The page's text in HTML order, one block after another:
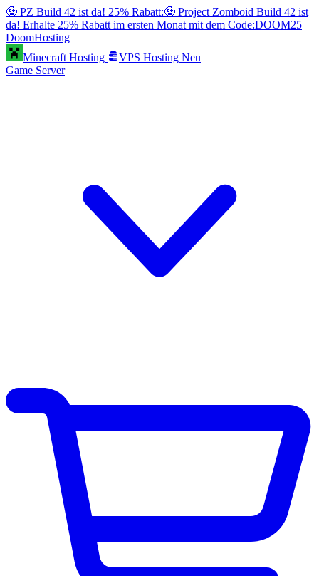
🧟 PZ Build 42 ist da! 25% Rabatt:🧟 Project Zomboid Build 42 ist
da! Erhalte 25% Rabatt im ersten Monat mit dem Code:DOOM25
DoomHosting
Minecraft Hosting
VPS Hosting Neu
Game Server